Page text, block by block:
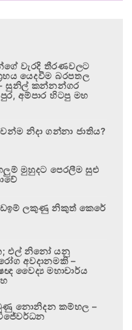
වැරදි තීරණවලට
යෙදවීම බරපතල
සුනිල් කන්නන්ගර
අම්පාර හිටපු මහ
නිදා ගන්නා ජාතිය?
මුහුදට පෙරලීම සුළු
ලකුණු නිකුත් කෙරේ
එල් නිනෝ යනු
අවදානමකි –
වෛද්‍ය මහාචාර්ය
නොනිදන කම්හල –